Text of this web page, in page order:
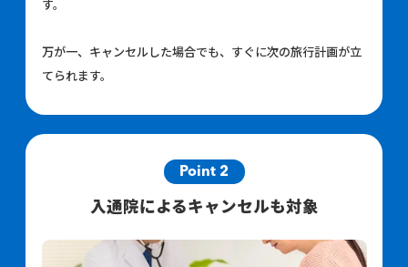
す。
万が一、キャンセルした場合でも、すぐに次の旅行計画が立
てられます。
Point 2
入通院によるキャンセルも対象